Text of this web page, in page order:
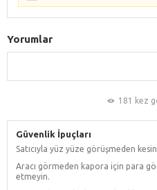
Yorumlar
181 kez
Güvenlik İpuçları
Satıcıyla yüz yüze görüşmeden
Aracı görmeden kapora için para
etmeyin.